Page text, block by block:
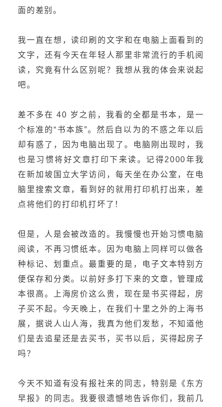
面的差别。
我一直在想，读印刷的文字和在电脑上面看到的
文字，还有今天在年轻人那里非常流行的手机阅
读，究竟有什么区别呢？我想从我的体会来说起
吧。
差不多在 40 岁之前，我看的全都是书本，是一
个标准的“书本族”。然后自以为的不惑之年以后
却有惑了，因为电脑出现了。电脑刚出现时，我
也是习惯将好文章打印下来读。记得2000年我
在新加坡国立大学访问，每天坐在办公室，在电
脑里搜索文章，看到好的就用打印机打出来，差
点将他们的打印机打坏了！
但是，人是会被改造的。我慢慢也开始习惯电脑
阅读，不再习惯纸本。因为电脑上同样可以做各
种标记、划重点。最重要的是，电子文本特别方
便保存和分类。以前好多打下来的文章，管理成
本很高。上海房价这么贵，现在是书买得起，房
子买不起。今天晚上，在我们十里之外的上海书
展，据说人山人海，我真为他们发愁，不知道他
们是去追星还是去买书，买书以后，买得起房子
吗？
今天不知道有没有报社来的同志，特别是《东方
早报》的同志。我要很遗憾地告诉你们，我前几